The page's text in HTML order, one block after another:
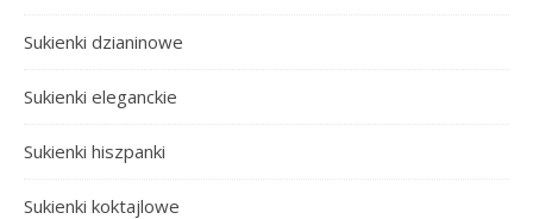
Sukienki dzianinowe
Sukienki eleganckie
Sukienki hiszpanki
Sukienki koktajlowe